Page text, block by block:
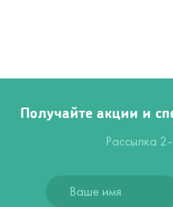
Получайте акции и
Рассылка